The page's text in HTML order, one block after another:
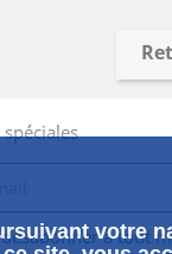
à tout
votre